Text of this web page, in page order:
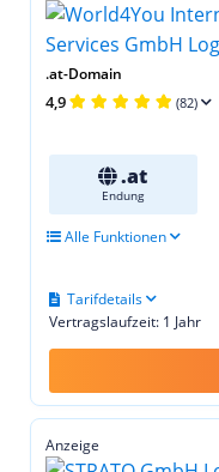
.at-Domain
4,9 (82)
.at
Endung
Alle Funktionen
Vertragslaufzeit: 1 Jahr
Tarifdetails
Anzeige